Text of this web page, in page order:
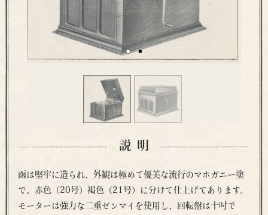
説明
函は堅牢に造られ、外観は極めて優美な流行のマホガニー塗
で、赤色（20号）褐色（21号）に分けて仕上げてあります。
モーターは強力な二重ゼンマイを使用し、回転盤は十吋で